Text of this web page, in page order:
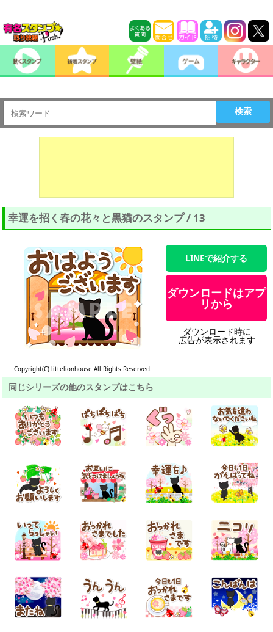
検索
幸運を招く春の花々と黒猫のスタンプ / 13
Copyright(C) littelionhouse All Rights Reserved.
LINEで紹介する
ダウンロードはアプ
リから
ダウンロード時に
広告が表示されます
同じシリーズの他のスタンプはこちら